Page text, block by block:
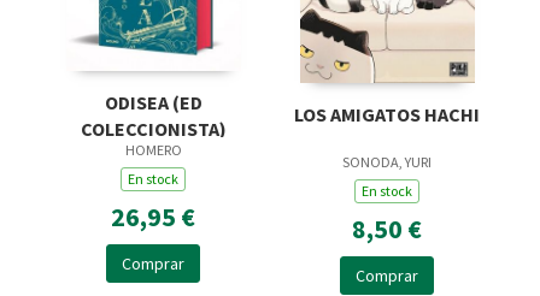
ODISEA (ED
COLECCIONISTA)
HOMERO
En stock
26,95 €
Comprar
LOS AMIGATOS HACHI
SONODA, YURI
En stock
8,50 €
Comprar